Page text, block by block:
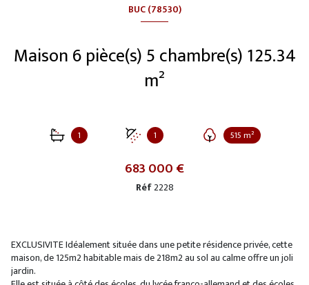
BUC (78530)
Maison 6 pièce(s) 5 chambre(s) 125.34
m²
1 1 515 m²
683 000 €
Réf2228
EXCLUSIVITE Idéalement située dans une petite résidence privée, cette
maison, de 125m2 habitable mais de 218m2 au sol au calme offre un joli
jardin.